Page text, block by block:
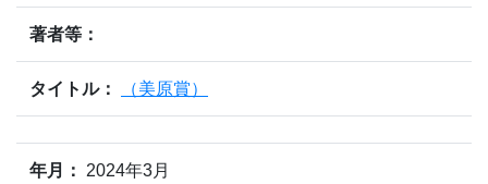
著者等：
タイトル： （美原賞）
年月： 2024年3月